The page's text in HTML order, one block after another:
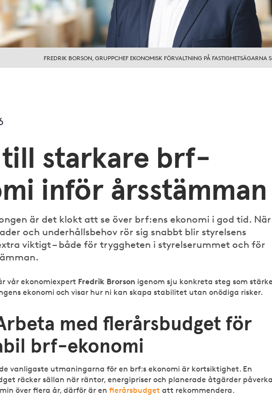
FREDRIK BORSON, GRUPPCHEF EKONOMISK FÖRVALTNING PÅ FASTIGHETSÄGARNA
till starkare brf-
inför årsstämman
är det klokt att se över brf:ens ekonomi i god tid. När
och underhållsbehov rör sig snabbt blir styrelsens
viktigt – både för tryggheten i styrelserummet och för
vår ekonomiexpert Fredrik Brorson igenom sju konkreta steg som
ekonomi och visar hur ni kan skapa stabilitet utan onödiga risker.
med flerårsbudget för
brf-ekonomi
vanligaste utmaningarna för en brf:s ekonomi är kortsiktighet. En
räcker sällan när räntor, energipriser och planerade åtgärder
över flera år, därför är enflerårsbudget att rekommendera.